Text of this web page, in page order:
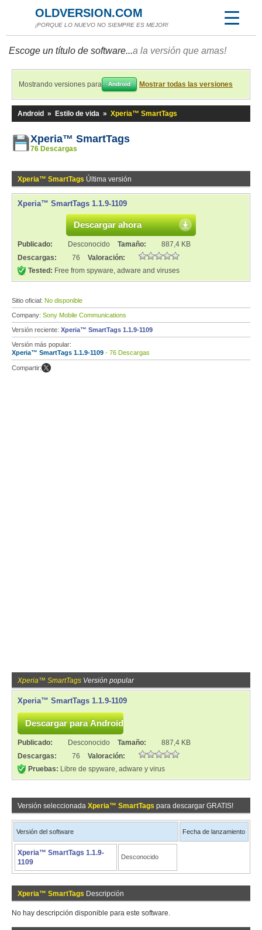
OLDVERSION.COM
¡PORQUE LO NUEVO NO SIEMPRE ES MEJOR!
Escoge un título de software...a la versión que amas!
Mostrando versiones para Android Mostrar todas las versiones
Android » Estilo de vida » Xperia™ SmartTags
Xperia™ SmartTags
76 Descargas
Xperia™ SmartTags Última versión
Xperia™ SmartTags 1.1.9-1109
Descargar ahora
Publicado: Desconocido Tamaño:
887,4 KB
Descargas:
76
Valoración:
Tested: Free from spyware, adware and viruses
Sitio oficial: No disponible
Company: Sony Mobile Communications
Versión reciente: Xperia™ SmartTags 1.1.9-1109
Versión más popular:
Xperia™ SmartTags 1.1.9-1109 - 76 Descargas
Compartir:
Xperia™ SmartTags Versión popular
Xperia™ SmartTags 1.1.9-1109
Publicado: Desconocido Tamaño:
887,4 KB
Descargas:
76
Valoración:
Pruebas: Libre de spyware, adware y virus
Versión seleccionada Xperia™ SmartTags para descargar GRATIS!
Versión del software Fecha de lanzamiento
Xperia™ SmartTags 1.1.9-
1109
Desconocido
Xperia™ SmartTags Descripción
No hay descripción disponible para este software.